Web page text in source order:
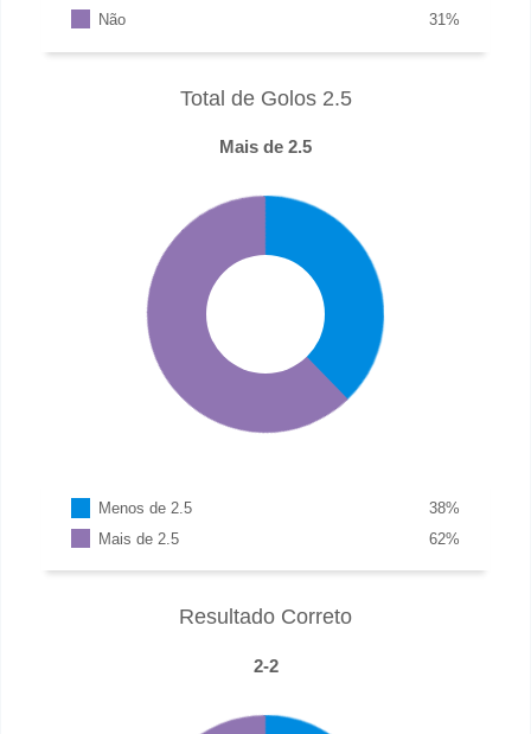
Não
%
31
Total de Golos 2.5
Mais de 2.5
Menos de 2.5 %
38
Mais de 2.5
%
62
Resultado Correto
2-2